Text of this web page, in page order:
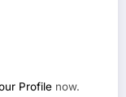
Profile now.